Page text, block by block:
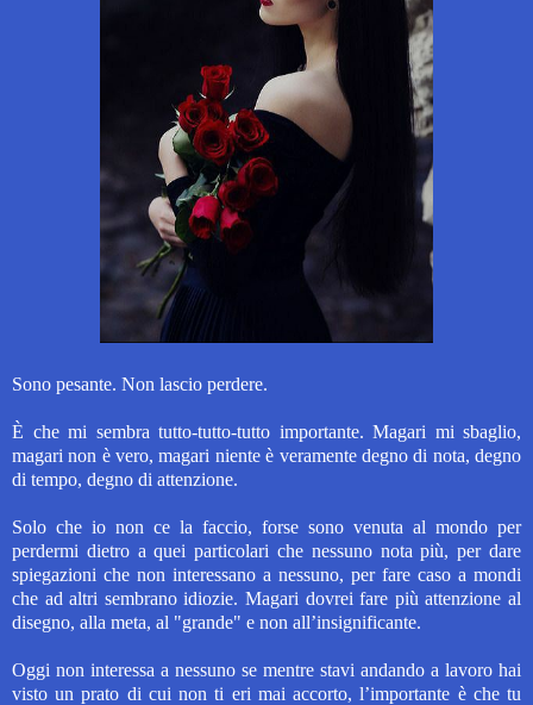
Sono pesante. Non lascio perdere.
È che mi sembra tutto-tutto-tutto importante. Magari mi sbaglio,
magari non è vero, magari niente è veramente degno di nota, degno
di tempo, degno di attenzione.
Solo che io non ce la faccio, forse sono venuta al mondo per
perdermi dietro a quei particolari che nessuno nota più, per dare
spiegazioni che non interessano a nessuno, per fare caso a mondi
che ad altri sembrano idiozie. Magari dovrei fare più attenzione al
disegno, alla meta, al "grande" e non all’insignificante.
Oggi non interessa a nessuno se mentre stavi andando a lavoro hai
visto un prato di cui non ti eri mai accorto, l’importante è che tu